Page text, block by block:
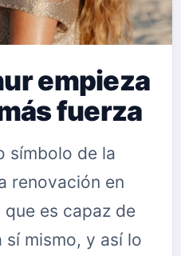
empieza
fuerza
símbolo de la
renovación en
es capaz de
mismo, y así lo